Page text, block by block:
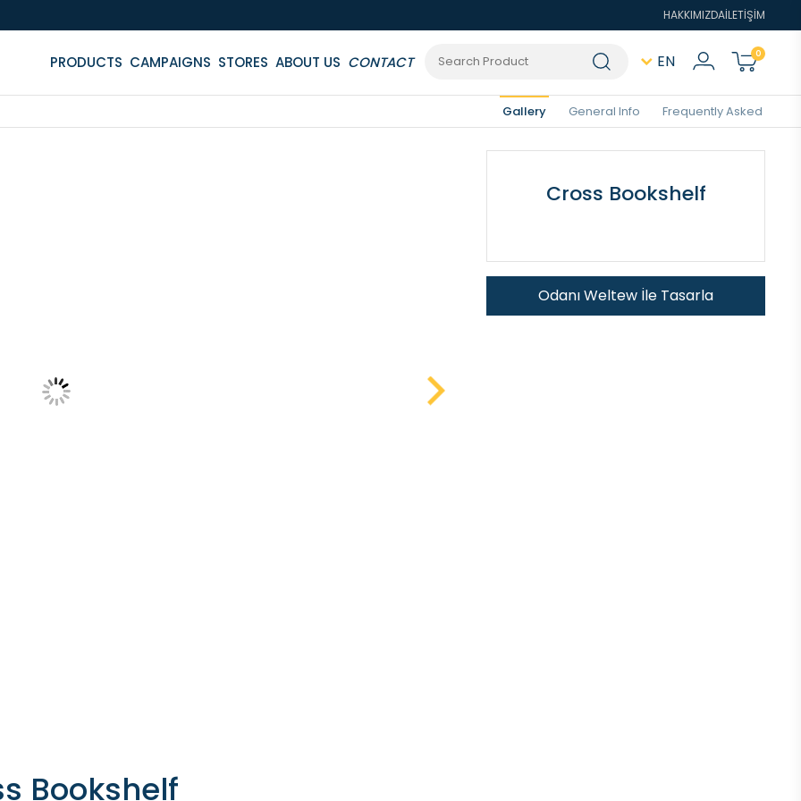
HAKKIMIZDAİLETİŞİM
PRODUCTS CAMPAIGNS STORES ABOUT US CONTACT EN 0
Gallery General Info Frequently Asked
Bookshelf
Cross Bookshelf
Odanı Weltew İle Tasarla